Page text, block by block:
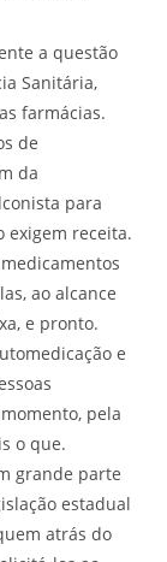
a questão
Sanitária,
farmácias.
de
da
para
exigem receita.
ao alcance
e pronto.
e
pela
o que.
grande parte
estadual
atrás do